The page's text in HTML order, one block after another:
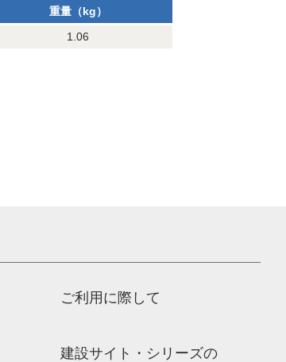
重量（kg）
1.06
ご利用に際して
建設サイト・シリーズの